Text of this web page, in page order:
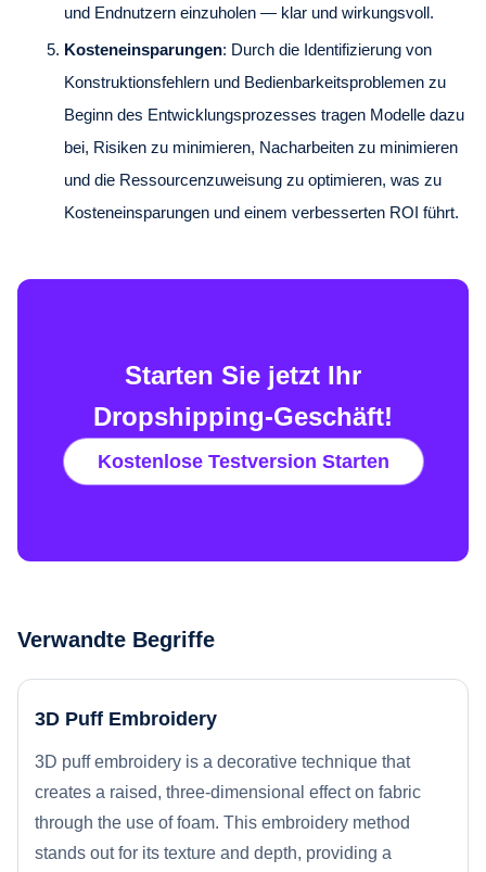
und Endnutzern einzuholen — klar und wirkungsvoll.
Kosteneinsparungen: Durch die Identifizierung von
Konstruktionsfehlern und Bedienbarkeitsproblemen zu
Beginn des Entwicklungsprozesses tragen Modelle dazu
bei, Risiken zu minimieren, Nacharbeiten zu minimieren
und die Ressourcenzuweisung zu optimieren, was zu
Kosteneinsparungen und einem verbesserten ROI führt.
Starten Sie jetzt Ihr
Dropshipping-Geschäft!
Kostenlose Testversion Starten
Verwandte Begriffe
3D Puff Embroidery
3D puff embroidery is a decorative technique that
creates a raised, three-dimensional effect on fabric
through the use of foam. This embroidery method
stands out for its texture and depth, providing a